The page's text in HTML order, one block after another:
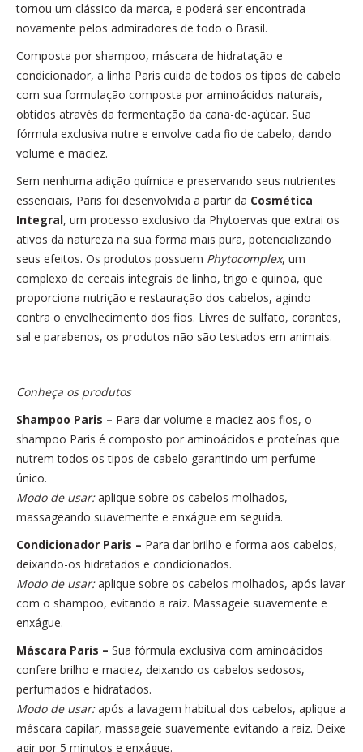
tornou um clássico da marca, e poderá ser encontrada
novamente pelos admiradores de todo o Brasil.
Composta por shampoo, máscara de hidratação e
condicionador, a linha Paris cuida de todos os tipos de cabelo
com sua formulação composta por aminoácidos naturais,
obtidos através da fermentação da cana-de-açúcar. Sua
fórmula exclusiva nutre e envolve cada fio de cabelo, dando
volume e maciez.
Sem nenhuma adição química e preservando seus nutrientes
essenciais, Paris foi desenvolvida a partir da Cosmética
Integral, um processo exclusivo da Phytoervas que extrai os
ativos da natureza na sua forma mais pura, potencializando
seus efeitos. Os produtos possuem Phytocomplex, um
complexo de cereais integrais de linho, trigo e quinoa, que
proporciona nutrição e restauração dos cabelos, agindo
contra o envelhecimento dos fios. Livres de sulfato, corantes,
sal e parabenos, os produtos não são testados em animais.
Conheça os produtos
Shampoo Paris – Para dar volume e maciez aos fios, o
shampoo Paris é composto por aminoácidos e proteínas que
nutrem todos os tipos de cabelo garantindo um perfume
único.
Modo de usar:aplique sobre os cabelos molhados,
massageando suavemente e enxágue em seguida.
Condicionador Paris – Para dar brilho e forma aos cabelos,
deixando-os hidratados e condicionados.
Modo de usar:aplique sobre os cabelos molhados, após lavar
com o shampoo, evitando a raiz. Massageie suavemente e
enxágue.
Máscara Paris – Sua fórmula exclusiva com aminoácidos
confere brilho e maciez, deixando os cabelos sedosos,
perfumados e hidratados.
Modo de usar:após a lavagem habitual dos cabelos, aplique a
máscara capilar, massageie suavemente evitando a raiz. Deixe
agir por 5 minutos e enxágue.